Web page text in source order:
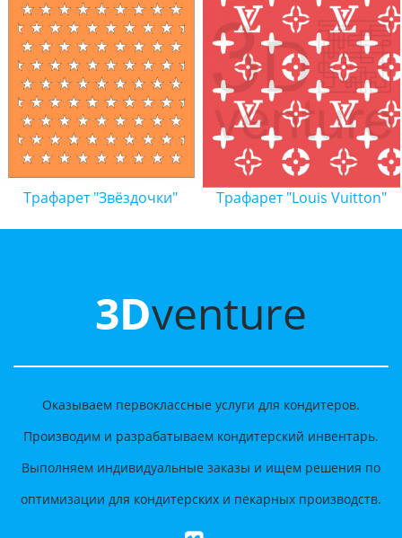
Трафарет "Звёздочки" Трафарет "Louis Vuitton"
3Dventure
Оказываем первоклассные услуги для кондитеров.
Производим и разрабатываем кондитерский инвентарь.
Выполняем индивидуальные заказы и ищем решения по
оптимизации для кондитерских и пекарных производств.